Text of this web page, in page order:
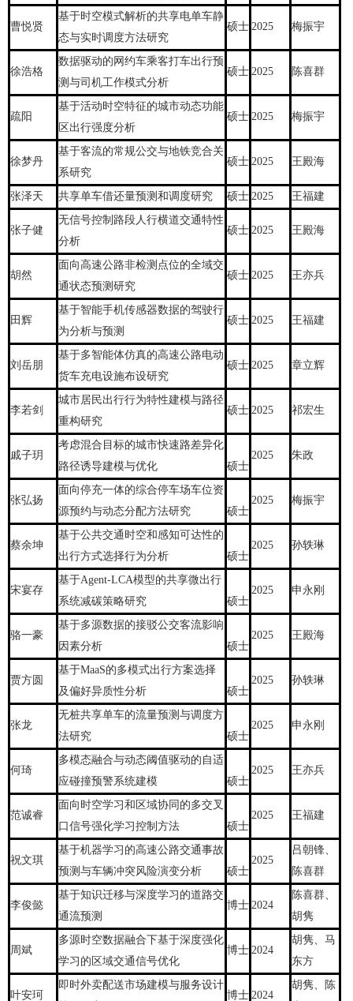
曹悦贤
基于时空模式解析的共享电单车静
态与实时调度方法研究
硕士 2025 梅振宇
徐浩格
数据驱动的网约车乘客打车出行预
测与司机工作模式分析
硕士 2025 陈喜群
疏阳
基于活动时空特征的城市动态功能
区出行强度分析
硕士 2025 梅振宇
徐梦丹
基于客流的常规公交与地铁竞合关
系研究
硕士 2025 王殿海
张泽天 共享单车借还量预测和调度研究 硕士 2025 王福建
张子健
无信号控制路段人行横道交通特性
分析
硕士 2025 王殿海
胡然
面向高速公路非检测点位的全域交
通状态预测研究
硕士 2025 王亦兵
田辉
基于智能手机传感器数据的驾驶行
为分析与预测
硕士 2025 王福建
刘岳朋
基于多智能体仿真的高速公路电动
货车充电设施布设研究
硕士 2025 章立辉
李若剑
城市居民出行行为特性建模与路径
重构研究
硕士 2025 祁宏生
戚子玥
考虑混合目标的城市快速路差异化
路径诱导建模与优化
硕士
2025 朱政
张弘扬
面向停充一体的综合停车场车位资
源预约与动态分配方法研究
硕士
2025 梅振宇
蔡余坤
基于公共交通时空和感知可达性的
出行方式选择行为分析
硕士
2025 孙轶琳
宋宴存
基于Agent-LCA模型的共享微出行
系统减碳策略研究
硕士
2025 申永刚
骆一豪
基于多源数据的接驳公交客流影响
因素分析
硕士
2025 王殿海
贾方圆
基于MaaS的多模式出行方案选择
及偏好异质性分析
硕士
2025 孙轶琳
张龙
无桩共享单车的流量预测与调度方
法研究
硕士
2025 申永刚
何琦
多模态融合与动态阈值驱动的自适
应碰撞预警系统建模
硕士
2025 王亦兵
范诚睿
面向时空学习和区域协同的多交叉
口信号强化学习控制方法
硕士
2025 王福建
祝文琪
基于机器学习的高速公路交通事故
预测与车辆冲突风险演变分析
硕士
2025
吕朝锋、
陈喜群
李俊懿
基于知识迁移与深度学习的道路交
通流预测
博士 2024
陈喜群、
胡隽
周斌
多源时空数据融合下基于深度强化
学习的区域交通信号优化
博士 2024
胡隽、马
东方
叶安珂
即时外卖配送市场建模与服务设计
博士 2024
胡隽、陈